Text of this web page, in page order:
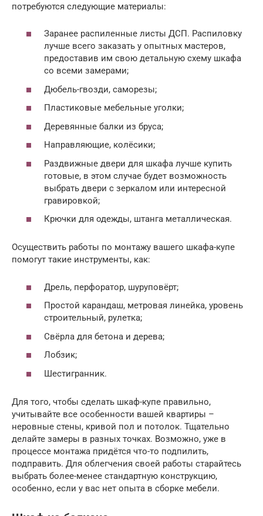
потребуются следующие материалы:
Заранее распиленные листы ДСП. Распиловку
лучше всего заказать у опытных мастеров,
предоставив им свою детальную схему шкафа
со всеми замерами;
Дюбель-гвозди, саморезы;
Пластиковые мебельные уголки;
Деревянные балки из бруса;
Направляющие, колёсики;
Раздвижные двери для шкафа лучше купить
готовые, в этом случае будет возможность
выбрать двери с зеркалом или интересной
гравировкой;
Крючки для одежды, штанга металлическая.
Осуществить работы по монтажу вашего шкафа-купе
помогут такие инструменты, как:
Дрель, перфоратор, шуруповёрт;
Простой карандаш, метровая линейка, уровень
строительный, рулетка;
Свёрла для бетона и дерева;
Лобзик;
Шестигранник.
Для того, чтобы сделать шкаф-купе правильно,
учитывайте все особенности вашей квартиры –
неровные стены, кривой пол и потолок. Тщательно
делайте замеры в разных точках. Возможно, уже в
процессе монтажа придётся что-то подпилить,
подправить. Для облегчения своей работы старайтесь
выбрать более-менее стандартную конструкцию,
особенно, если у вас нет опыта в сборке мебели.